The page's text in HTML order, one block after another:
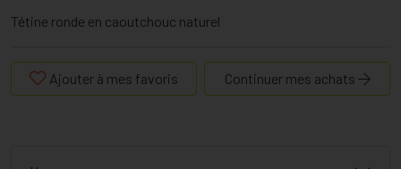
Tétine ronde en caoutchouc naturel
Ajouter à mes favoris Continuer mes achats